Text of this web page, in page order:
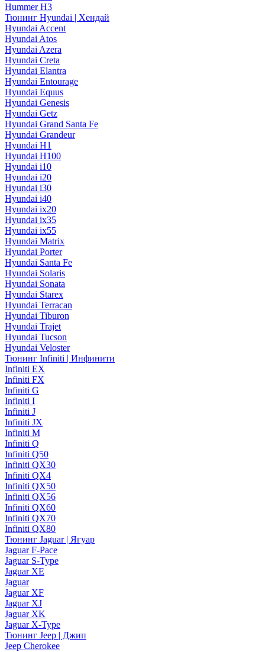
Hummer H3
Тюнинг Hyundai | Хендай
Hyundai Accent
Hyundai Atos
Hyundai Azera
Hyundai Creta
Hyundai Elantra
Hyundai Entourage
Hyundai Equus
Hyundai Genesis
Hyundai Getz
Hyundai Grand Santa Fe
Hyundai Grandeur
Hyundai H1
Hyundai H100
Hyundai i10
Hyundai i20
Hyundai i30
Hyundai i40
Hyundai ix20
Hyundai ix35
Hyundai ix55
Hyundai Matrix
Hyundai Porter
Hyundai Santa Fe
Hyundai Solaris
Hyundai Sonata
Hyundai Starex
Hyundai Terracan
Hyundai Tiburon
Hyundai Trajet
Hyundai Tucson
Hyundai Veloster
Тюнинг Infiniti | Инфинити
Infiniti EX
Infiniti FX
Infiniti G
Infiniti I
Infiniti J
Infiniti JX
Infiniti M
Infiniti Q
Infiniti Q50
Infiniti QX30
Infiniti QX4
Infiniti QX50
Infiniti QX56
Infiniti QX60
Infiniti QX70
Infiniti QX80
Тюнинг Jaguar | Ягуар
Jaguar F-Pace
Jaguar S-Type
Jaguar XE
Jaguar
Jaguar XF
Jaguar XJ
Jaguar XK
Jaguar X-Type
Тюнинг Jeep | Джип
Jeep Cherokee